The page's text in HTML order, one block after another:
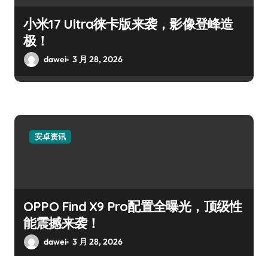
小米17 Ultra徕卡版来袭，影像登峰造
极！
dawei 3 月 28, 2026
安卓资讯
OPPO Find X9 Pro配置全曝光，顶级性
能震撼来袭！
dawei 3 月 28, 2026